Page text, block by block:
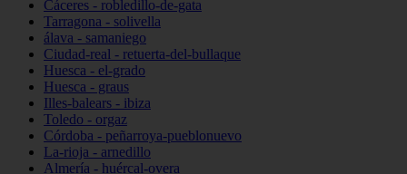
Cáceres - robledillo-de-gata
Tarragona - solivella
álava - samaniego
Ciudad-real - retuerta-del-bullaque
Huesca - el-grado
Huesca - graus
Illes-balears - ibiza
Toledo - orgaz
Córdoba - peñarroya-pueblonuevo
La-rioja - arnedillo
Almería - huércal-overa